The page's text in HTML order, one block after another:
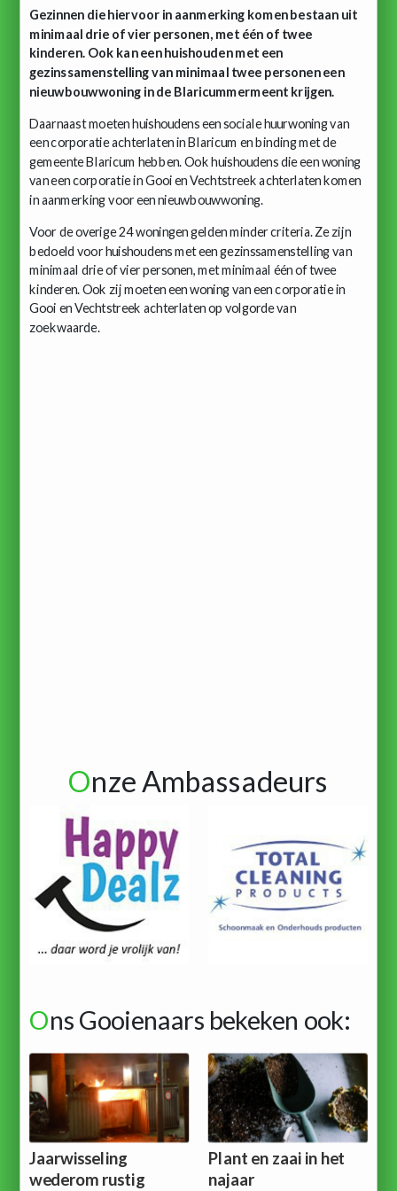
Gezinnen die hiervoor in aanmerking komen bestaan uit
minimaal drie of vier personen, met één of twee
kinderen. Ook kan een huishouden met een
gezinssamenstelling van minimaal twee personen een
nieuwbouwwoning in de Blaricummermeent krijgen.
Daarnaast moeten huishoudens een sociale huurwoning van
een corporatie achterlaten in Blaricum en binding met de
gemeente Blaricum hebben. Ook huishoudens die een woning
van een corporatie in Gooi en Vechtstreek achterlaten komen
in aanmerking voor een nieuwbouwwoning.
Voor de overige 24 woningen gelden minder criteria. Ze zijn
bedoeld voor huishoudens met een gezinssamenstelling van
minimaal drie of vier personen, met minimaal één of twee
kinderen. Ook zij moeten een woning van een corporatie in
Gooi en Vechtstreek achterlaten op volgorde van
zoekwaarde.
Onze Ambassadeurs
Ons Gooienaars bekeken ook:
Jaarwisseling
wederom rustig
Plant en zaai in het
najaar